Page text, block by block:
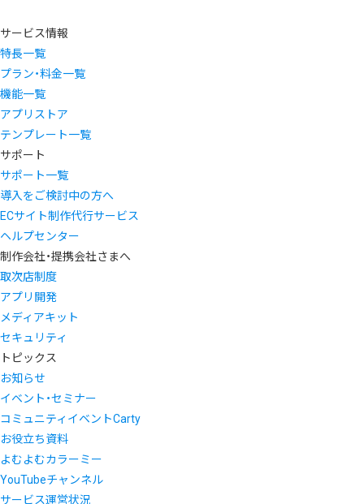
サービス情報
特長一覧
プラン・料金一覧
機能一覧
アプリストア
テンプレート一覧
サポート
サポート一覧
導入をご検討中の方へ
ECサイト制作代行サービス
ヘルプセンター
制作会社・提携会社さまへ
取次店制度
アプリ開発
メディアキット
セキュリティ
トピックス
お知らせ
イベント・セミナー
コミュニティイベントCarty
お役立ち資料
よむよむカラーミー
YouTubeチャンネル
サービス運営状況